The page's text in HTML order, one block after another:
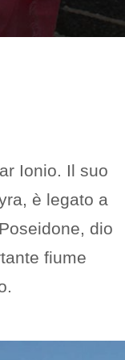
Ionio. Il suo
è legato a
fiume